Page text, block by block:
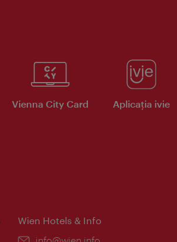
Vienna City Card Aplicaţia ivie
Wien Hotels & Info